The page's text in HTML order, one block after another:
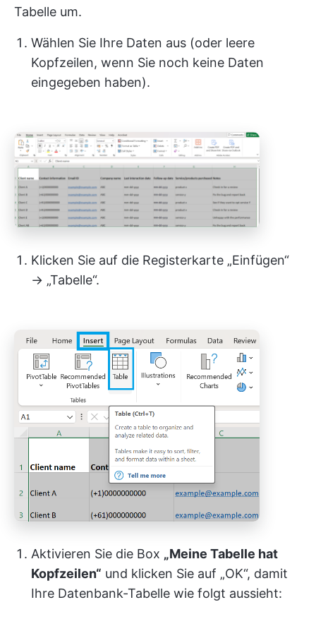
Tabelle um.
Wählen Sie Ihre Daten aus (oder leere
Kopfzeilen, wenn Sie noch keine Daten
eingegeben haben).
Klicken Sie auf die Registerkarte „Einfügen“
→ „Tabelle“.
Aktivieren Sie die Box „Meine Tabelle hat
Kopfzeilen“ und klicken Sie auf „OK“, damit
Ihre Datenbank-Tabelle wie folgt aussieht: